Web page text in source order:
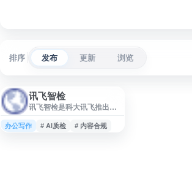
排序 发布 更新 浏览
讯飞智检
讯飞智检是科大讯飞推出的
务，支持纯文本、Word、图
片、音频、视频等多类型内
办公写作 # AI质检 # 内容合规